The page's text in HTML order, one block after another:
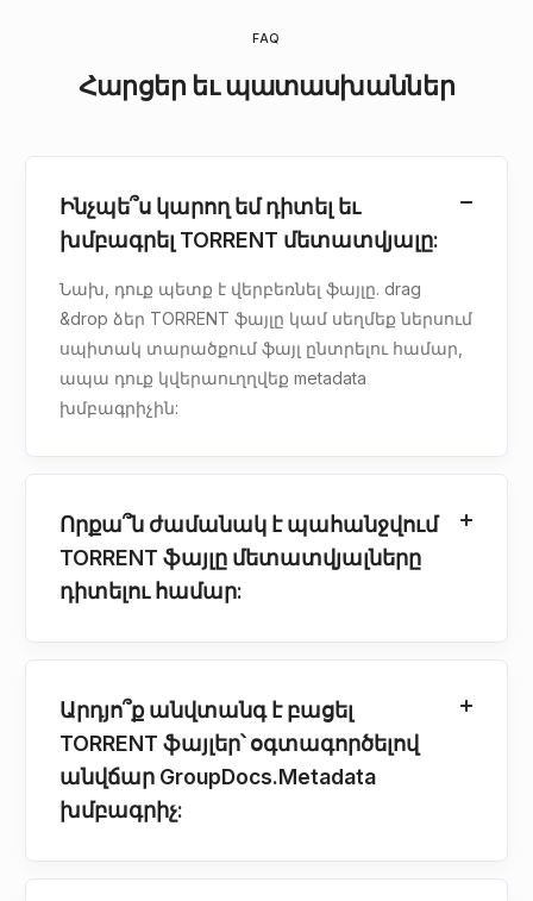
FAQ
Հարցեր եւ պատասխաններ
Ինչպե՞ս կարող եմ դիտել եւ
խմբագրել TORRENT մետատվյալը:
Նախ, դուք պետք է վերբեռնել ֆայլը. drag
&drop ձեր TORRENT ֆայլը կամ սեղմեք ներսում
սպիտակ տարածքում ֆայլ ընտրելու համար,
ապա դուք կվերաուղղվեք metadata
խմբագրիչին:
Որքա՞ն ժամանակ է պահանջվում
TORRENT ֆայլը մետատվյալները
դիտելու համար:
Արդյո՞ք անվտանգ է բացել
TORRENT ֆայլեր՝ օգտագործելով
անվճար GroupDocs.Metadata
խմբագրիչ: